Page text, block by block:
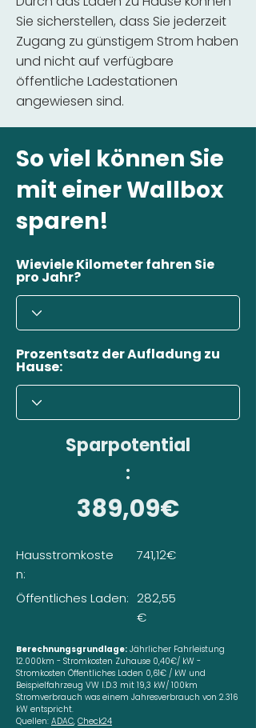
Sie sicherstellen, dass Sie jederzeit
Zugang zu günstigem Strom haben
und nicht auf verfügbare
öffentliche Ladestationen
angewiesen sind.
So viel können Sie
mit einer Wallbox
sparen!
Wieviele Kilometer fahren Sie
pro Jahr?
Prozentsatz der Aufladung zu
Hause:
Sparpotential
:
389,09€
Hausstromkoste
n:
Öffentliches Laden:
741,12€
282,55
€
Berechnungsgrundlage: Jährlicher Fahrleistung
12.000km - Stromkosten Zuhause 0,40€/ kW -
Stromkosten Öffentliches Laden 0,61€ / kW und
Beispielfahrzeug VW I.D.3 mit 19,3 kW/ 100km
Stromverbrauch was einem Jahresverbrauch von 2.316
kW entspricht.
Quellen: ADAC, Check24